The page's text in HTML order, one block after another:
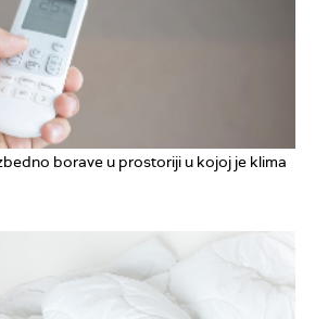
borave u prostoriji u kojoj je klima